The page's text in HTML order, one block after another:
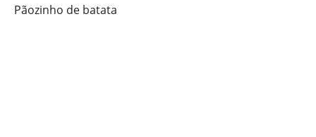
Pãozinho de batata